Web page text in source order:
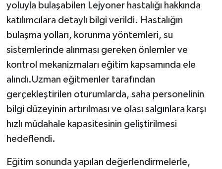
yoluyla bulaşabilen Lejyoner hastalığı hakkında
katılımcılara detaylı bilgi verildi. Hastalığın
bulaşma yolları, korunma yöntemleri, su
sistemlerinde alınması gereken önlemler ve
kontrol mekanizmaları eğitim kapsamında ele
alındı.Uzman eğitmenler tarafından
gerçekleştirilen oturumlarda, saha personelinin
bilgi düzeyinin artırılması ve olası salgınlara karşı
hızlı müdahale kapasitesinin geliştirilmesi
hedeflendi.
Eğitim sonunda yapılan değerlendirmelerle,